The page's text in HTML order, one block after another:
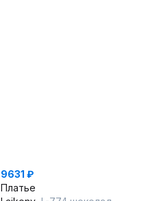
9631 ₽
Платье